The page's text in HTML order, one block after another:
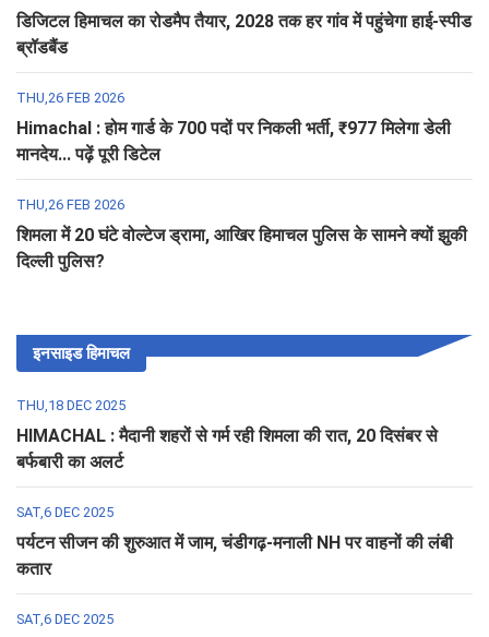
डिजिटल हिमाचल का रोडमैप तैयार, 2028 तक हर गांव में पहुंचेगा हाई-स्पीड
ब्रॉडबैंड
THU,26 FEB 2026
Himachal : होम गार्ड के 700 पदों पर निकली भर्ती, ₹977 मिलेगा डेली
मानदेय... पढ़ें पूरी डिटेल
THU,26 FEB 2026
शिमला में 20 घंटे वोल्टेज ड्रामा, आखिर हिमाचल पुलिस के सामने क्यों झुकी
दिल्ली पुलिस?
इनसाइड हिमाचल
THU,18 DEC 2025
HIMACHAL : मैदानी शहरों से गर्म रही शिमला की रात, 20 दिसंबर से
बर्फबारी का अलर्ट
SAT,6 DEC 2025
पर्यटन सीजन की शुरुआत में जाम, चंडीगढ़-मनाली NH पर वाहनों की लंबी
कतार
SAT,6 DEC 2025